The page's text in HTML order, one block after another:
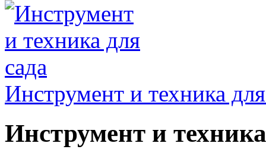
Инструмент и техника
Инструмент и